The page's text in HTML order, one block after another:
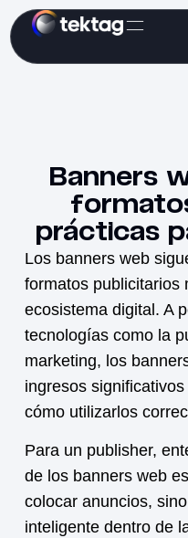
Banners
prácticas
Los banners web
formatos publicitarios
ecosistema digital. A
tecnologías como la
marketing, los
ingresos
cómo utilizarlos
Para un publisher,
de los banners web
colocar anuncios,
inteligente dentro de